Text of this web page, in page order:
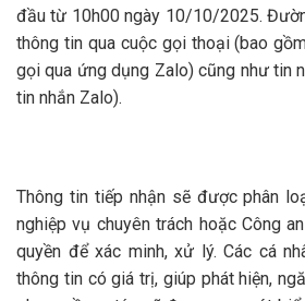
đầu từ 10h00 ngày 10/10/2025.
thông tin qua cuộc gọi thoại (bao
gọi qua ứng dụng Zalo) cũng như tin
tin nhắn Zalo).
Thông tin tiếp nhận sẽ được phân
nghiệp vụ chuyên trách hoặc Công
quyền để xác minh, xử lý. Các cá
thông tin có giá trị, giúp phát hiện,